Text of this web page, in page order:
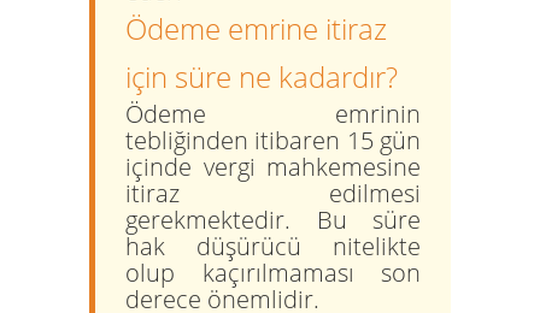
Ödeme emrine itiraz
için süre ne kadardır?
Ödeme emrinin
tebliğinden itibaren 15 gün
içinde vergi mahkemesine
itiraz edilmesi
gerekmektedir. Bu süre
hak düşürücü nitelikte
olup kaçırılmaması son
derece önemlidir.